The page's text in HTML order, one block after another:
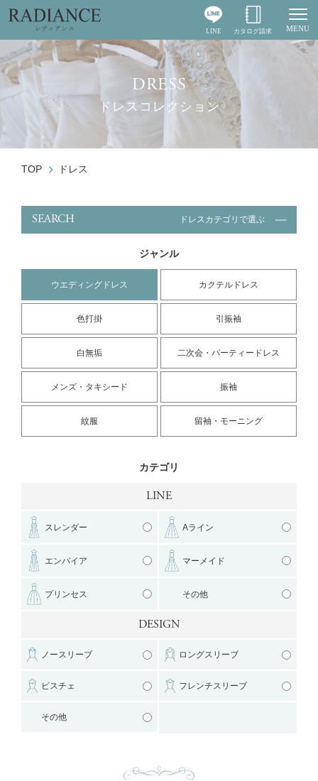
MENU
LINE カタログ請求
DRESS
ドレスコレクション
TOP ドレス
SEARCH ドレスカテゴリで選ぶ
ジャンル
ウエディングドレス カクテルドレス
色打掛 引振袖
白無垢 二次会・パーティードレス
メンズ・タキシード 振袖
紋服 留袖・モーニング
カテゴリ
LINE
スレンダー Aライン
エンパイア マーメイド
プリンセス その他
DESIGN
ノースリーブ ロングスリーブ
ビスチェ フレンチスリーブ
その他